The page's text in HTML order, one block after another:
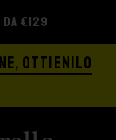
DA €129
OTTIENILO